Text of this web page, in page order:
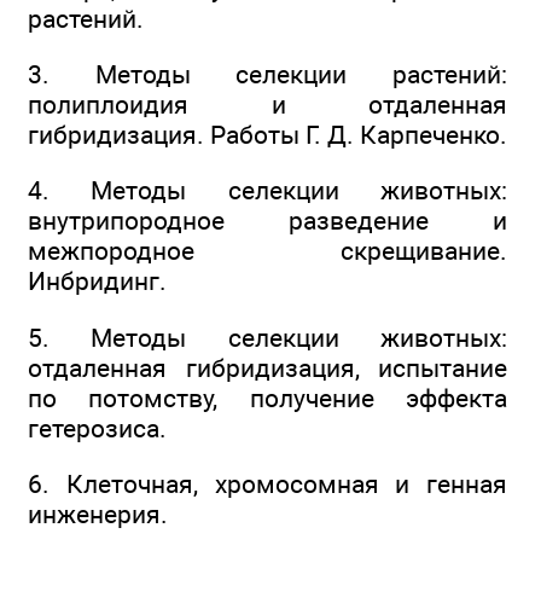
растений.
3. Методы селекции растений:
полиплоидия и отдаленная
гибридизация. Работы Г. Д. Карпеченко.
4. Методы селекции животных:
внутрипородное разведение и
межпородное скрещивание.
Инбридинг.
5. Методы селекции животных:
отдаленная гибридизация, испытание
по потомству, получение эффекта
гетерозиса.
6. Клеточная, хромосомная и генная
инженерия.